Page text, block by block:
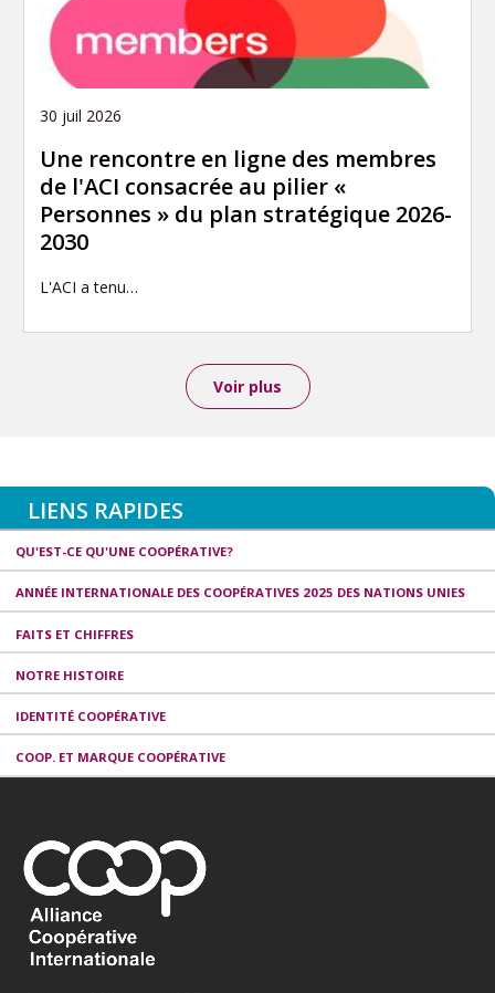
30 juil 2026
Une rencontre en ligne des membres
de l'ACI consacrée au pilier «
Personnes » du plan stratégique 2026-
2030
L'ACI a tenu…
Voir plus
LIENS RAPIDES
QU'EST-CE QU'UNE COOPÉRATIVE?
ANNÉE INTERNATIONALE DES COOPÉRATIVES 2025 DES NATIONS UNIES
FAITS ET CHIFFRES
NOTRE HISTOIRE
IDENTITÉ COOPÉRATIVE
COOP. ET MARQUE COOPÉRATIVE